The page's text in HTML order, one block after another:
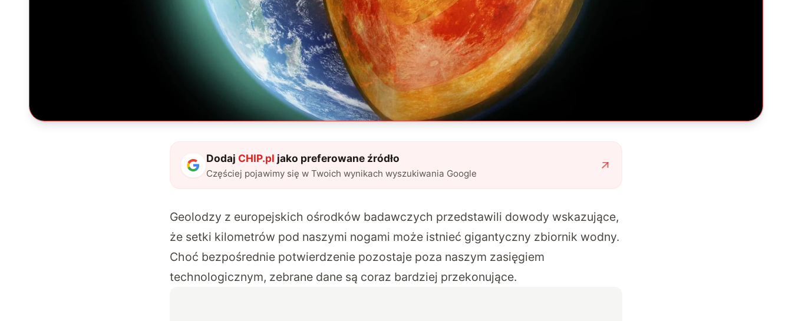
Dodaj CHIP.pl jako preferowane źródło
Częściej pojawimy się w Twoich wynikach wyszukiwania Google
Geolodzy z europejskich ośrodków badawczych przedstawili dowody wskazujące,
że setki kilometrów pod naszymi nogami może istnieć gigantyczny zbiornik wodny.
Choć bezpośrednie potwierdzenie pozostaje poza naszym zasięgiem
technologicznym, zebrane dane są coraz bardziej przekonujące.